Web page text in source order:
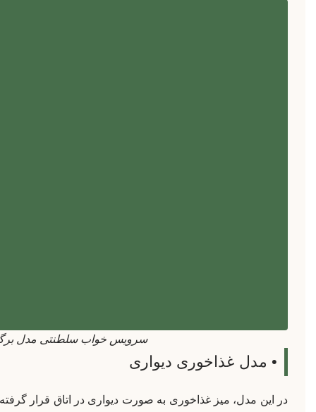
سرویس خواب سلطنتی مدل
• مدل غذاخوری دیواری
در این مدل، میز غذاخوری به صورت دیواری در اتاق قرار